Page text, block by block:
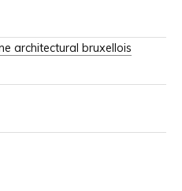
architectural bruxellois